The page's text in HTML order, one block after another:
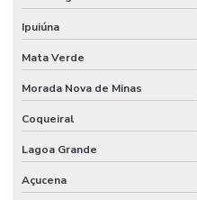
Ipuiúna
Mata Verde
Morada Nova de Minas
Coqueiral
Lagoa Grande
Açucena